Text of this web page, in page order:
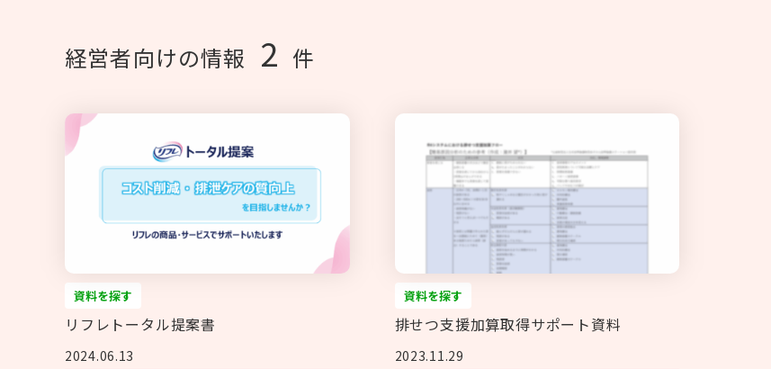
経営者向けの情報 2 件
資料を探す
リフレトータル提案書
2024.06.13
資料を探す
排せつ支援加算取得サポート資料
2023.11.29